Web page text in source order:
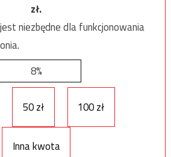
zł.
niezbędne dla funkcjonowania
8%
50 zł 100 zł
Inna kwota